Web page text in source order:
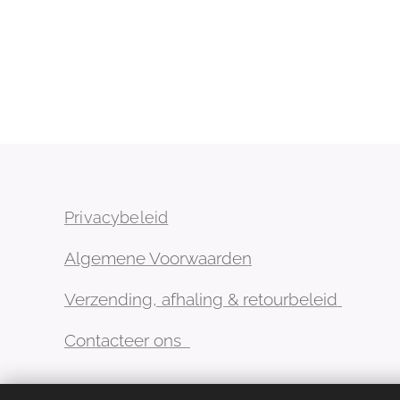
Privacybeleid
Algemene Voorwaarden
Verzending, afhaling & retourbeleid
Contacteer ons